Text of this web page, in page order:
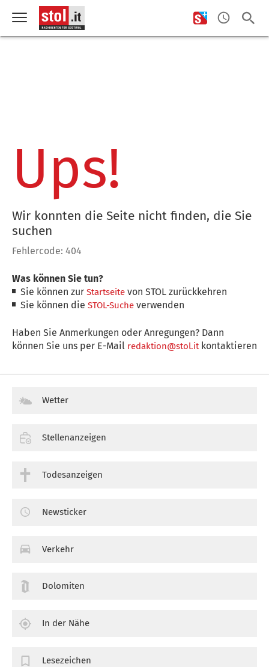
Ups!
Wir konnten die Seite nicht finden, die Sie
suchen
Fehlercode: 404
Was können Sie tun?
Sie können zurStartseite von STOL zurückkehren
Sie können dieSTOL-Suche verwenden
Haben Sie Anmerkungen oder Anregungen? Dann
können Sie uns per E-Mail redaktion@stol.itkontaktieren
Wetter
Stellenanzeigen
Todesanzeigen
Newsticker
Verkehr
Dolomiten
In der Nähe
Lesezeichen